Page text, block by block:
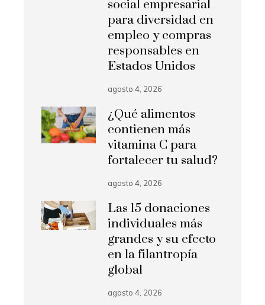
social empresarial
para diversidad en
empleo y compras
responsables en
Estados Unidos
agosto 4, 2026
¿Qué alimentos
contienen más
vitamina C para
fortalecer tu salud?
agosto 4, 2026
Las 15 donaciones
individuales más
grandes y su efecto
en la filantropía
global
agosto 4, 2026